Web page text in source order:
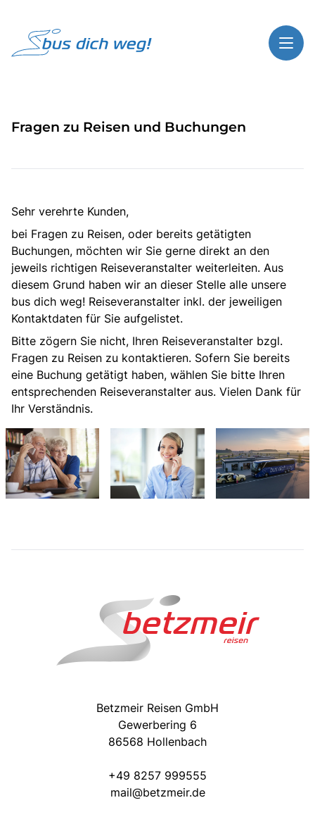
Highlights
Start
Busreisen
Bus mieten
Über Bus dich weg!
Radio
Sie befinden sich in:
Deutschland
Heimatland ändern:
Österreich
Fragen zu Reisen und Buchungen
Sehr verehrte Kunden,
bei Fragen zu Reisen, oder bereits getätigten
Buchungen, möchten wir Sie gerne direkt an den
jeweils richtigen Reiseveranstalter weiterleiten. Aus
diesem Grund haben wir an dieser Stelle alle unsere
bus dich weg! Reiseveranstalter inkl. der jeweiligen
Kontaktdaten für Sie aufgelistet.
Bitte zögern Sie nicht, Ihren Reiseveranstalter bzgl.
Fragen zu Reisen zu kontaktieren. Sofern Sie bereits
eine Buchung getätigt haben, wählen Sie bitte Ihren
entsprechenden Reiseveranstalter aus. Vielen Dank für
Ihr Verständnis.
Betzmeir Reisen GmbH
Gewerbering 6
86568 Hollenbach
+49 8257 999555
mail@betzmeir.de